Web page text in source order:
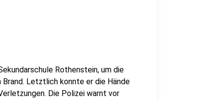
Rothenstein, um die
Letztlich konnte er die Hände
Die Polizei warnt vor